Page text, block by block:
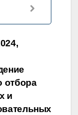
отбора
и